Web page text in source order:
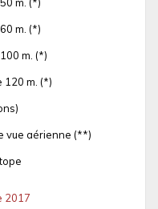
m. (*)
m. (*)
m. (*)
120 m. (*)
vue aérienne (**)
2017